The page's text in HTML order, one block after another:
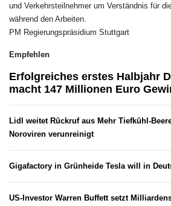
und Verkehrsteilnehmer um Verständnis für
während den Arbeiten.
PM Regierungspräsidium Stuttgart
Empfehlen
Erfolgreiches erstes Halbjahr
macht 147 Millionen Euro
Lidl weitet Rückruf aus Mehr Tiefkühl-
Noroviren verunreinigt
Gigafactory in Grünheide Tesla will in
US-Investor Warren Buffett setzt